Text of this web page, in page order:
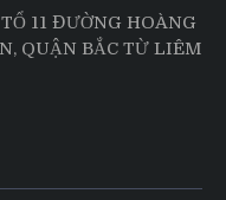
11 ĐƯỜNG HOÀNG
QUẬN BẮC TỪ LIÊM